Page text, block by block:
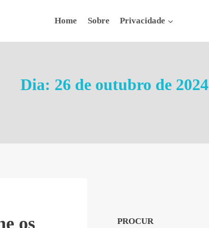
Home Sobre Privacidade
Dia: 26 de outubro de 2024
os
PROCUR